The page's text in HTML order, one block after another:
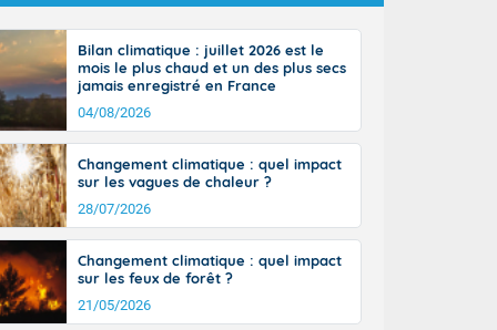
Bilan climatique : juillet 2026 est le
mois le plus chaud et un des plus secs
jamais enregistré en France
04/08/2026
Changement climatique : quel impact
sur les vagues de chaleur ?
28/07/2026
Changement climatique : quel impact
sur les feux de forêt ?
21/05/2026